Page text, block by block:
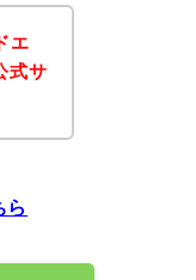
エ
式サ
ら